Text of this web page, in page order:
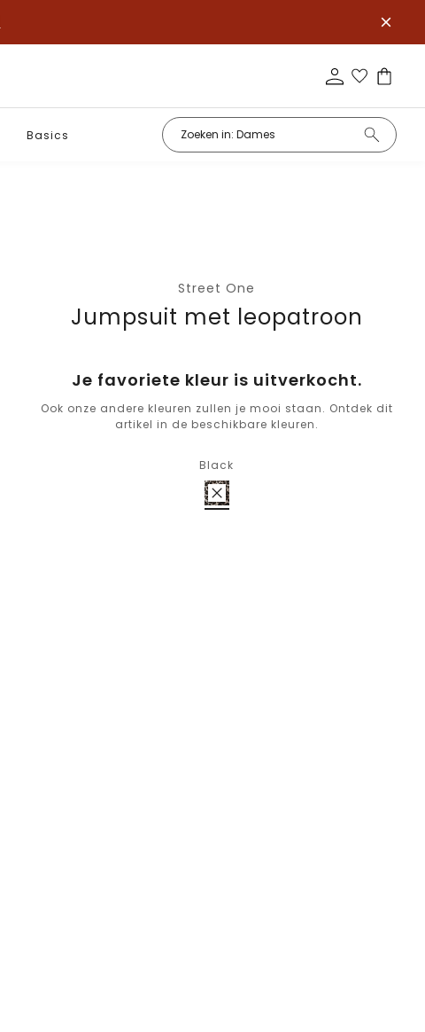
Basics
Street One
Jumpsuit met leopatroon
Je favoriete kleur is uitverkocht.
Ook onze andere kleuren zullen je mooi staan. Ontdek dit
artikel in de beschikbare kleuren.
Black